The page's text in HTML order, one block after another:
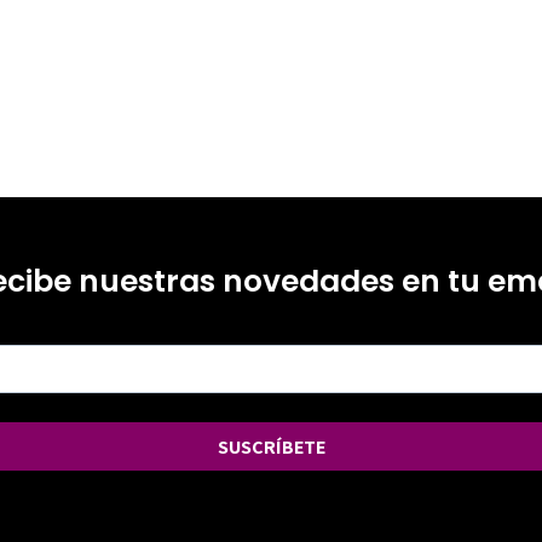
nuestras novedades en tu
SUSCRÍBETE